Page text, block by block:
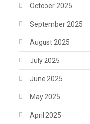
October 2025
September 2025
August 2025
July 2025
June 2025
May 2025
April 2025